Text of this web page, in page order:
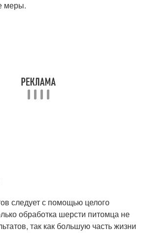
меры.
следует с помощью целого
обработка шерсти питомца не
так как большую часть жизни